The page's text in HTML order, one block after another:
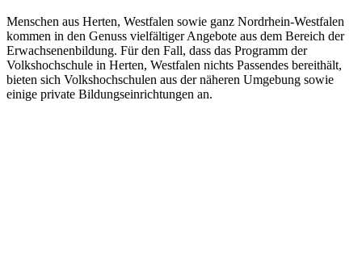
Menschen aus Herten, Westfalen sowie ganz Nordrhein-Westfalen
kommen in den Genuss vielfältiger Angebote aus dem Bereich der
Erwachsenenbildung. Für den Fall, dass das Programm der
Volkshochschule in Herten, Westfalen nichts Passendes bereithält,
bieten sich Volkshochschulen aus der näheren Umgebung sowie
einige private Bildungseinrichtungen an.